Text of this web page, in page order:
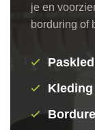
je en
borduring of